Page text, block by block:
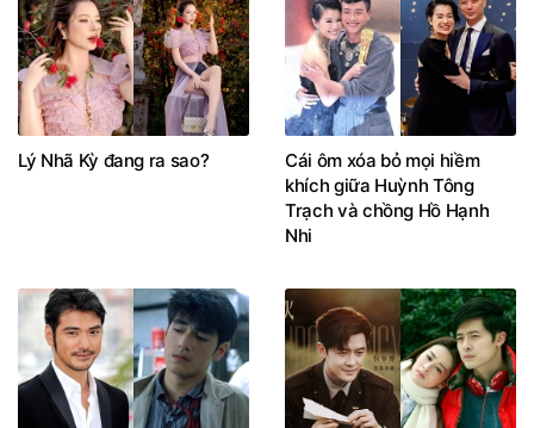
Lý Nhã Kỳ đang ra sao?
Cái ôm xóa bỏ mọi hiềm
khích giữa Huỳnh Tông
Trạch và chồng Hồ Hạnh
Nhi